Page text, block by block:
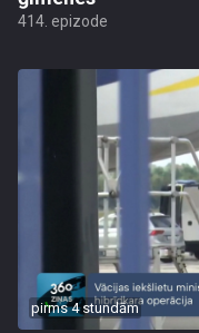
414. epizode
pirms 4 stundām